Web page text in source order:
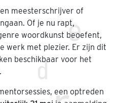
meesterschrijver of
Of je nu rapt,
woordkunst beoefent,
werk met plezier. Er zijn dit
beschikbaar voor het
een optreden